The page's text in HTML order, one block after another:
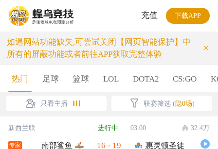
充值 下载APP
如遇网站功能缺失,可尝试关闭【网页智能保护】中
所有的屏蔽功能或者前往APP获取完整体验
×
热门 足球 篮球 LOL DOTA2 CS:GO
只看主播 联赛筛选 (隐0场)
新西兰联 进行中 03:00 32.4万
专家 南部鲨鱼 16 - 19 惠灵顿圣徒